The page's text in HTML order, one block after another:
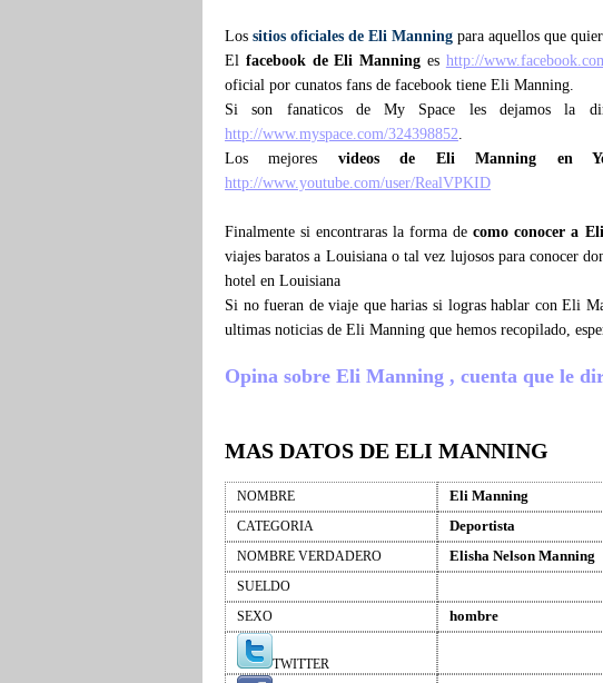
Los sitios oficiales de Eli Manning para aquellos que
El facebook de Eli Manning es http://
oficial por cunatos fans de facebook tiene Eli Manning.
Si son fanaticos de My Space les dejamos la
http://www.myspace.com/324398852.
Los mejores videos de Eli Manning en
http://www.youtube.com/user/RealVPKID
Finalmente si encontraras la forma decomo conocer a
viajes baratos a Louisiana o tal vez lujosos para conocer
hotel en Louisiana
Si no fueran de viaje que harias si logras hablar con Eli
ultimas noticias de Eli Manning que hemos recopilado,
Opina sobre Eli Manning , cuenta que le
MAS DATOS DE ELI MANNING
NOMBRE Eli Manning
CATEGORIA Deportista
NOMBRE VERDADERO Elisha Nelson Manning
SUELDO
SEXO
hombre
TWITTER